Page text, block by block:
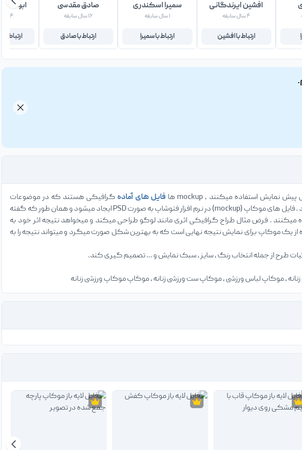
افشین ایرندگانی
۴ سال سابقه
ارتباط با افشین
سمیرا اسکندری
۱ سال سابقه
ارتباط با سمیرا
صادق مقدسی
۱۶ سال سابقه
ارتباط با صادق
۴ سال سابقه
ارتباط
فایل های آماده گرافیکی هستند که در موضوعات
، پوستر ، قالب سایت و … استفاده میشود . فایل های موکاپ (mockup) در نرم افزار فتوشاپ به صورت PSD ایجاد میشود و همان طور که گفته
میکنند . فرض مثال طراح گرافیکی اثری مانند لوگو طراحی میکند و میخواهد نتیجه اثر خود به
یک موکاپ برای نمایش نتیجه نهایی است که به بهترین شکل صورت میگرد و میتواند نتیجه را به
، موکاپ لباس ورزشی ، موکاپ ست ورزشی زنانه ، موکاپ موکاپ ورزشی زنانه